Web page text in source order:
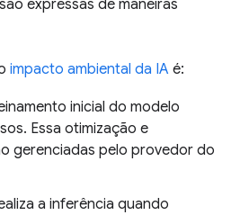
expressas de maneiras
impacto ambiental da IA é:
inicial do modelo
Essa otimização e
gerenciadas pelo provedor do
a inferência quando